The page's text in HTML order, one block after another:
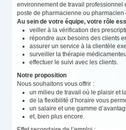
environnement de travail professionnel
poste de pharmacienne ou pharmacien
Au sein de votre équipe, votre rôle
veiller à la vérification des
répondre aux besoins des clients
assurer un service à la clientèle
surveiller la thérapie
effectuer le suivi avec les clients.
Notre proposition
Nous souhaitons vous offrir :
un milieu de travail où le plaisir et
de la flexibilité d’horaire vous
un salaire et une gamme
et, bien plus encore.